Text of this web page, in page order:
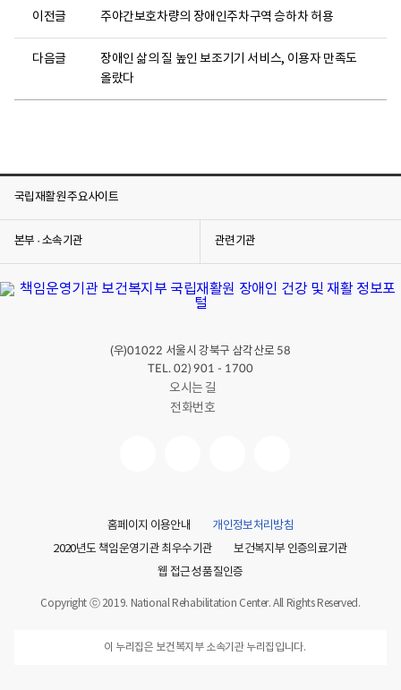
이전글 주야간보호차량의 장애인주차구역 승하차 허용
다음글
장애인 삶의 질 높인 보조기기 서비스, 이용자 만족도
올랐다
국립재활원 주요사이트
본부 · 소속기관 관련기관
(우)01022 서울시 강북구 삼각산로 58
TEL. 02) 901 - 1700
오시는 길
전화번호
홈페이지 이용안내
개인정보처리방침
2020년도 책임운영기관 최우수기관
보건복지부 인증의료기관
웹 접근성 품질인증
Copyright ⓒ 2019. National Rehabilitation Center. All Rights Reserved.
이 누리집은 보건복지부 소속기관 누리집입니다.